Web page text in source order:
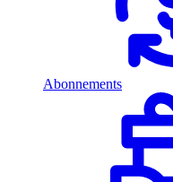
Abonnements